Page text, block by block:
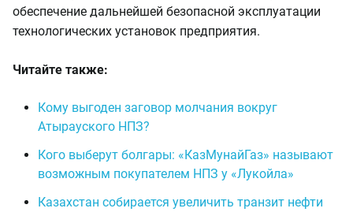
обеспечение дальнейшей безопасной эксплуатации
технологических установок предприятия.
Читайте также:
Кому выгоден заговор молчания вокруг
Атырауского НПЗ?
Кого выберут болгары: «КазМунайГаз» называют
возможным покупателем НПЗ у «Лукойла»
Казахстан собирается увеличить транзит нефти